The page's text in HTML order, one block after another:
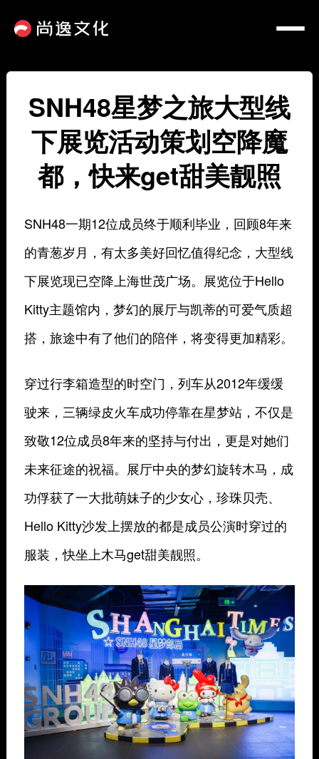
SNH48星梦之旅大型线
下展览活动策划空降魔
都，快来get甜美靓照
SNH48一期12位成员终于顺利毕业，回顾8年来
的青葱岁月，有太多美好回忆值得纪念，大型线
下展览现已空降上海世茂广场。展览位于Hello
Kitty主题馆内，梦幻的展厅与凯蒂的可爱气质超
搭，旅途中有了他们的陪伴，将变得更加精彩。
穿过行李箱造型的时空门，列车从2012年缓缓
驶来，三辆绿皮火车成功停靠在星梦站，不仅是
致敬12位成员8年来的坚持与付出，更是对她们
未来征途的祝福。展厅中央的梦幻旋转木马，成
功俘获了一大批萌妹子的少女心，珍珠贝壳、
Hello Kitty沙发上摆放的都是成员公演时穿过的
服装，快坐上木马get甜美靓照。